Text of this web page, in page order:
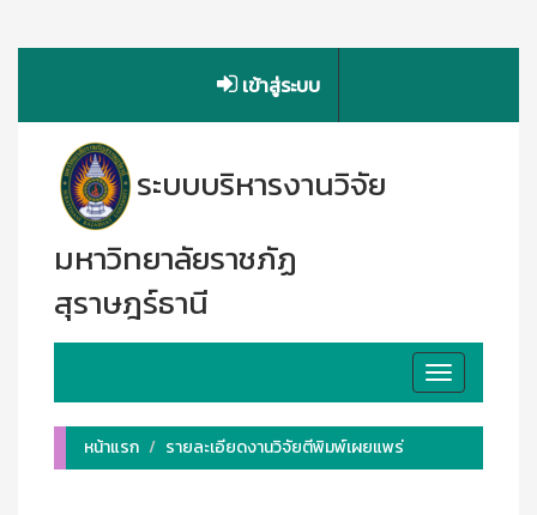
เข้าสู่ระบบ
ระบบบริหารงานวิจัย
มหาวิทยาลัยราชภัฏ
สุราษฎร์ธานี
Toggle
navigation
หน้าแรก
รายละเอียดงานวิจัยตีพิมพ์เผยแพร่